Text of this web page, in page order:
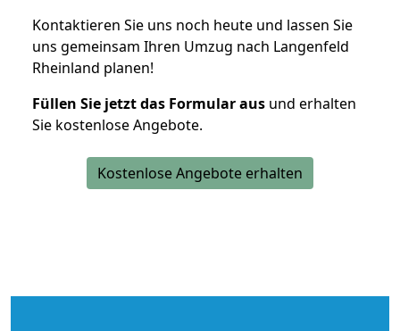
Kontaktieren Sie uns noch heute und lassen Sie
uns gemeinsam Ihren Umzug nach Langenfeld
Rheinland planen!
Füllen Sie jetzt das Formular aus und erhalten
Sie kostenlose Angebote.
Kostenlose Angebote erhalten